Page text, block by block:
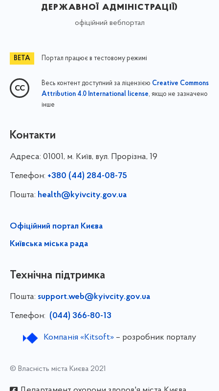
державної адміністрації)
офіційний вебпортал
Портал працює в тестовому режимі
Весь контент доступний за ліцензією Creative Commons
Attribution 4.0 International license, якщо не зазначено
інше
Контакти
Адреса: 01001, м. Київ, вул. Прорізна, 19
Телефон: +380 (44) 284-08-75
Пошта: health@kyivcity.gov.ua
Офіційний портал Києва
Київська міська рада
Технічна підтримка
Пошта: support.web@kyivcity.gov.ua
Телефон: (044) 366-80-13
Компанія «Kitsoft»– розробник порталу
© Власність міста Києва 2021